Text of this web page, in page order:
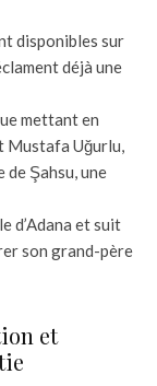
disponibles sur
déjà une
mettant en
Mustafa Uğurlu,
Şahsu, une
d’Adana et suit
son grand-père
et